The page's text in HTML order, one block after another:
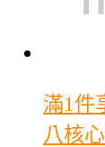
滿1件
八核